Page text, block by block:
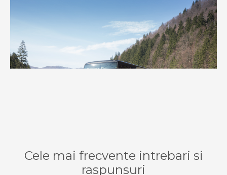
Cele mai frecvente intrebari si
raspunsuri